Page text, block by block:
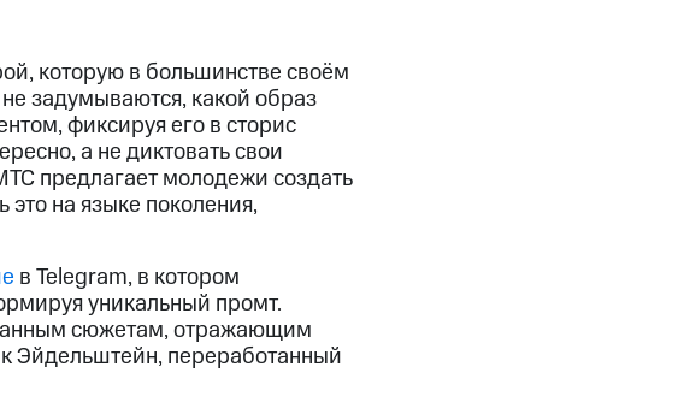
которую в большинстве своём
задумываются, какой образ
фиксируя его в сторис
а не диктовать свои
предлагает молодежи создать
на языке поколения,
в Telegram, в котором
уникальный промт.
сюжетам, отражающим
Эйдельштейн, переработанный